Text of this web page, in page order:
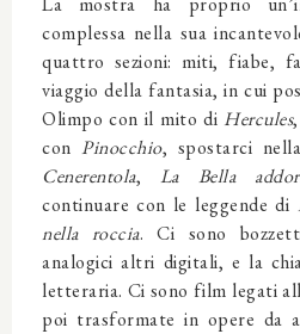
complessa nella sua
quattro sezioni: miti, fiabe,
viaggio della fantasia, in cui
Olimpo con il mito di Hercules
con Pinocchio, spostarci
Cenerentola, La Bella
continuare con le leggende di
nella roccia. Ci sono
analogici altri digitali, e la
letteraria. Ci sono film legati
poi trasformate in opere da